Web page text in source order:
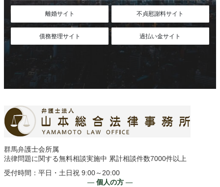
離婚サイト 不貞慰謝料サイト
債務整理サイト 過払い金サイト
群馬弁護士会所属
法律問題に関する無料相談実施中 累計相談件数7000件以上
受付時間：平日・土日祝 9:00～20:00
― 個人の方 ―